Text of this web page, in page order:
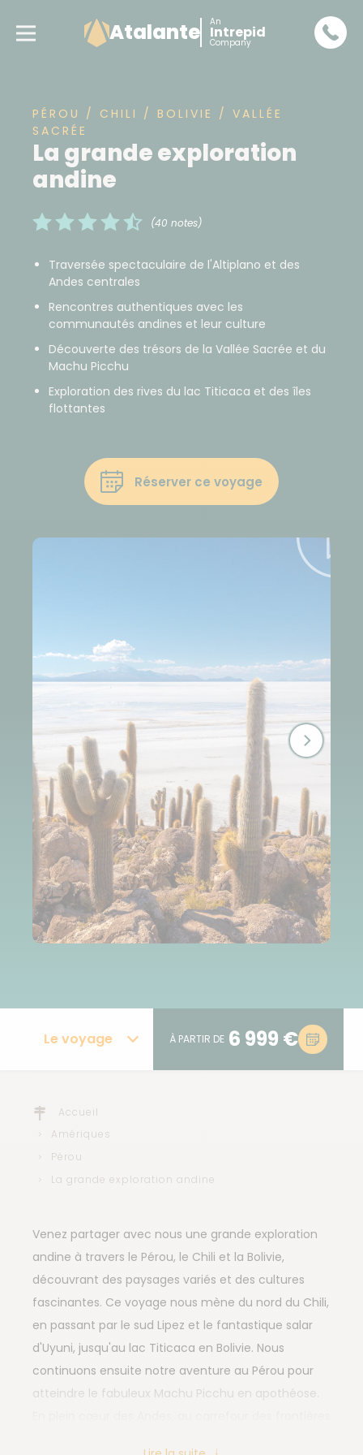
Atalante An
Intrepid
Company
PÉROU / CHILI / BOLIVIE / VALLÉE
SACRÉE
La grande exploration
andine
(40 notes)
Traversée spectaculaire de l'Altiplano et des
Andes centrales
Rencontres authentiques avec les
communautés andines et leur culture
Découverte des trésors de la Vallée Sacrée et du
Machu Picchu
Exploration des rives du lac Titicaca et des îles
flottantes
Réserver ce voyage
Le voyage À PARTIR DE 6 999 €
Accueil
Amériques
Pérou
La grande exploration andine
Venez partager avec nous une grande exploration
andine à travers le Pérou, le Chili et la Bolivie,
découvrant des paysages variés et des cultures
fascinantes. Ce voyage nous mène du nord du Chili,
en passant par le sud Lipez et le fantastique salar
d'Uyuni, jusqu'au lac Titicaca en Bolivie. Nous
continuons ensuite notre aventure au Pérou pour
atteindre le fabuleux Machu Picchu en apothéose.